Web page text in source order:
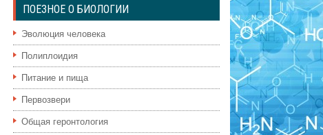
ПОЕЗНОЕ О БИОЛОГИИ
Эволюция человека
Полиплоидия
Питание и пища
Первозвери
Общая геронтология